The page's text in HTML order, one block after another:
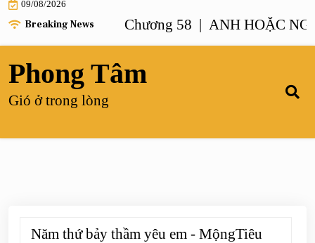
content
09/08/2026
Breaking News
NHƯ ANH – Chương 58 | ANH HOẶC NGƯỜI
Phong Tâm
Gió ở trong lòng
Năm thứ bảy thầm yêu em - MộngTiêu